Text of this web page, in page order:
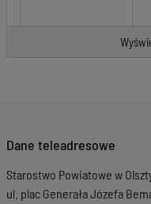
Dane teleadresowe
Starostwo Powiatowe w
ul. plac Generała Józefa